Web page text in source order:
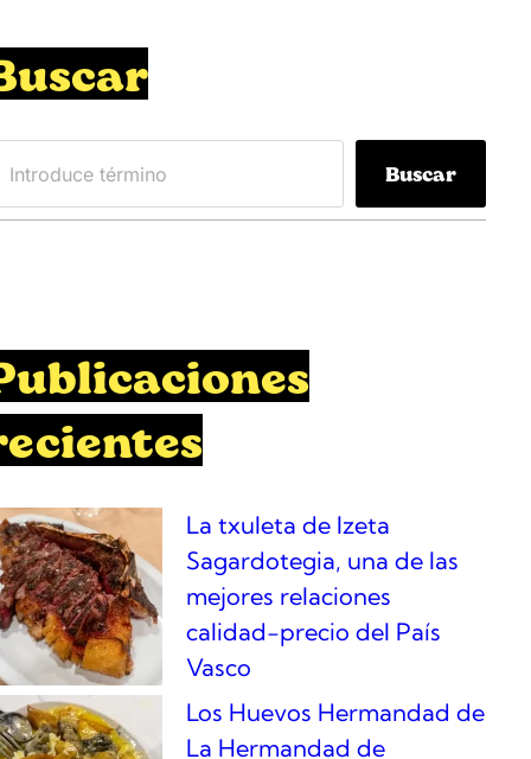
Buscar
La txuleta de Izeta
Sagardotegia, una de las
mejores relaciones
calidad-precio del País
Vasco
Los Huevos Hermandad de
La Hermandad de